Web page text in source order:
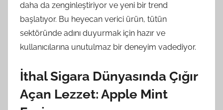
daha da zenginleştiriyor ve yeni bir trend
başlatıyor. Bu heyecan verici ürün, tütün
sektöründe adını duyurmak için hazır ve
kullanıcılarına unutulmaz bir deneyim vadediyor.
İthal Sigara Dünyasında Çığır
Açan Lezzet: Apple Mint